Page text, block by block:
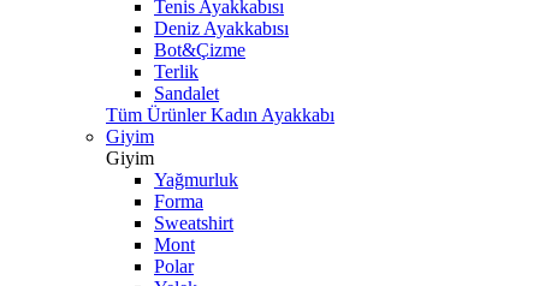
Tenis Ayakkabısı
Deniz Ayakkabısı
Bot&Çizme
Terlik
Sandalet
Tüm Ürünler Kadın Ayakkabı
Giyim
Giyim
Yağmurluk
Forma
Sweatshirt
Mont
Polar